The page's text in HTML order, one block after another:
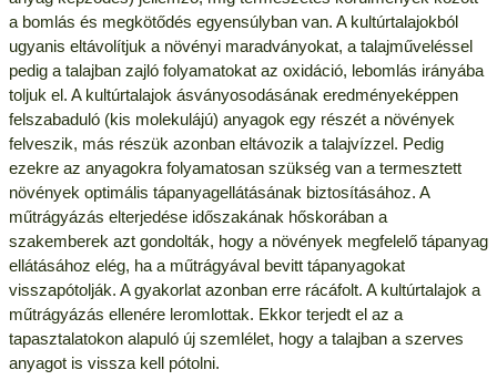
a bomlás és megkötődés egyensúlyban van. A kultúrtalajokból
ugyanis eltávolítjuk a növényi maradványokat, a talajműveléssel
pedig a talajban zajló folyamatokat az oxidáció, lebomlás irányába
toljuk el. A kultúrtalajok ásványosodásának eredményeképpen
felszabaduló (kis molekulájú) anyagok egy részét a növények
felveszik, más részük azonban eltávozik a talajvízzel. Pedig
ezekre az anyagokra folyamatosan szükség van a termesztett
növények optimális tápanyagellátásának biztosításához. A
műtrágyázás elterjedése időszakának hőskorában a
szakemberek azt gondolták, hogy a növények megfelelő tápanyag
ellátásához elég, ha a műtrágyával bevitt tápanyagokat
visszapótolják. A gyakorlat azonban erre rácáfolt. A kultúrtalajok a
műtrágyázás ellenére leromlottak. Ekkor terjedt el az a
tapasztalatokon alapuló új szemlélet, hogy a talajban a szerves
anyagot is vissza kell pótolni.